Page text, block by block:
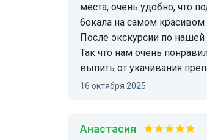
места, очень удобно, что
бокала на самом красивом
После экскурсии по
Так что нам очень
выпить от укачивания
16 октября 2025
Анастасия